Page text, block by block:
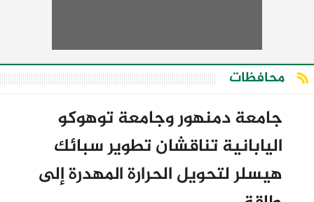
محافظات
جامعة دمنهور وجامعة توهوكو
اليابانية تناقشان تطوير سبائك
هيسلر لتحويل الحرارة المهدرة إلى